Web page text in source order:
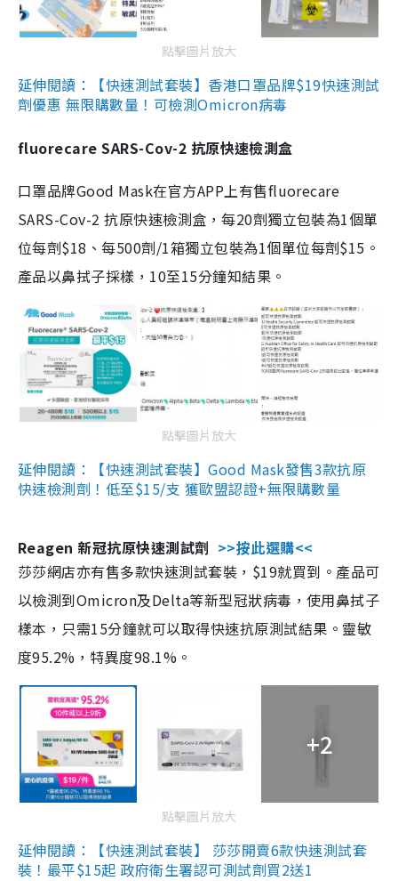
點擊圖片放大
延伸閱讀：【快速測試套裝】香港口罩品牌$19快速測試
劑優惠 無限購數量！可檢測Omicron病毒
fluorecare SARS-Cov-2 抗原快速檢測盒
口罩品牌Good Mask在官方APP上有售fluorecare
SARS-Cov-2 抗原快速檢測盒，每20劑獨立包裝為1個單
位每劑$18、每500劑/1箱獨立包裝為1個單位每劑$15。
產品以鼻拭子採樣，10至15分鐘知結果。
點擊圖片放大
延伸閱讀：【快速測試套裝】Good Mask發售3款抗原
快速檢測劑！低至$15/支 獲歐盟認證+無限購數量
Reagen 新冠抗原快速測試劑 >>按此選購<<
莎莎網店亦有售多款快速測試套裝，$19就買到。產品可
以檢測到Omicron及Delta等新型冠狀病毒，使用鼻拭子
樣本，只需15分鐘就可以取得快速抗原測試結果。靈敏
度95.2%，特異度98.1%。
+2
點擊圖片放大
延伸閱讀：【快速測試套裝】 莎莎開賣6款快速測試套
裝！最平$15起 政府衛生署認可測試劑買2送1